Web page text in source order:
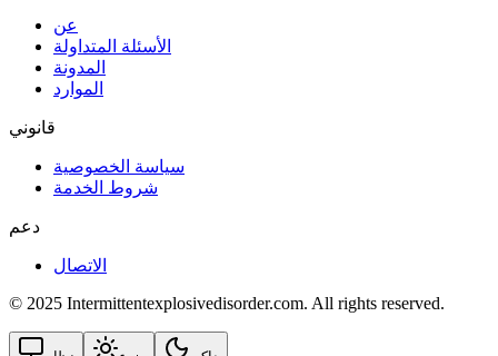
عن
الأسئلة المتداولة
المدونة
الموارد
قانوني
سياسة الخصوصية
شروط الخدمة
دعم
الاتصال
© 2025 Intermittentexplosivedisorder.com. All rights reserved.